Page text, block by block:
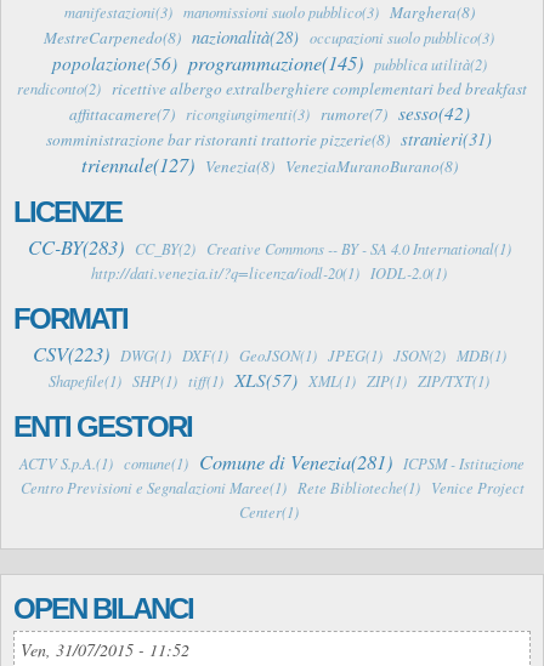
manifestazioni(3) manomissioni suolo pubblico(3) Marghera(8)
MestreCarpenedo(8) nazionalità(28) occupazioni suolo pubblico(3)
popolazione(56) programmazione(145) pubblica utilità(2)
rendiconto(2) ricettive albergo extralberghiere complementari bed breakfast
affittacamere(7)
ricongiungimenti(3) rumore(7) sesso(42)
somministrazione bar ristoranti trattorie pizzerie(8) stranieri(31)
triennale(127) Venezia(8) VeneziaMuranoBurano(8)
LICENZE
CC-BY(283) CC_BY(2)
Creative Commons -- BY - SA 4.0 International(1)
http://dati.venezia.it/?q=licenza/iodl-20(1)
IODL-2.0(1)
FORMATI
CSV(223) DWG(1) DXF(1) GeoJSON(1) JPEG(1) JSON(2)
MDB(1)
Shapefile(1) SHP(1) tiff(1) XLS(57) XML(1) ZIP(1) ZIP/TXT(1)
ENTI GESTORI
ACTV S.p.A.(1) comune(1) Comune di Venezia(281)
ICPSM - Istituzione
Centro Previsioni e Segnalazioni Maree(1)
Rete Biblioteche(1)
Venice Project
Center(1)
OPEN BILANCI
Ven, 31/07/2015 - 11:52